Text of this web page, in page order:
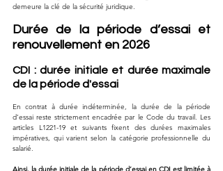
demeure la clé de la sécurité juridique.
Durée de la période d’essai et
renouvellement en 2026
CDI : durée initiale et durée maximale
de la période d'essai
En contrat à durée indéterminée, la durée de la période
d’essai reste strictement encadrée par le Code du travail. Les
articles L1221-19 et suivants fixent des durées maximales
impératives, qui varient selon la catégorie professionnelle du
salarié.